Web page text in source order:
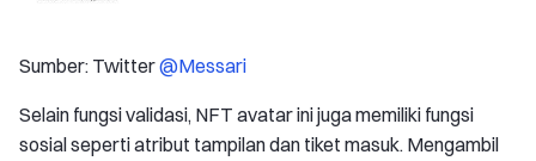
Sumber: Twitter@Messari
Selain fungsi validasi, NFT avatar ini juga memiliki fungsi
sosial seperti atribut tampilan dan tiket masuk. Mengambil